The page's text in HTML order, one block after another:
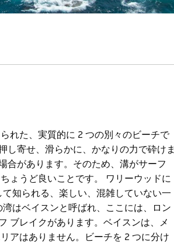
れた、実質的に 2 つの別々のビーチで
し寄せ、滑らかに、かなりの力で砕けま
合があります。そのため、溝がサーフ
ょうど良いことです。 ワリーウッドに
知られる、楽しい、混雑していない一
はベイスンと呼ばれ、ここには、ロン
ブレイクがあります。ベイスンは、メ
アはありません。ビーチを 2 つに分け